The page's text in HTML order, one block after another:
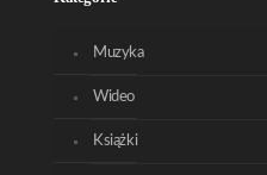
Muzyka
Wideo
Książki